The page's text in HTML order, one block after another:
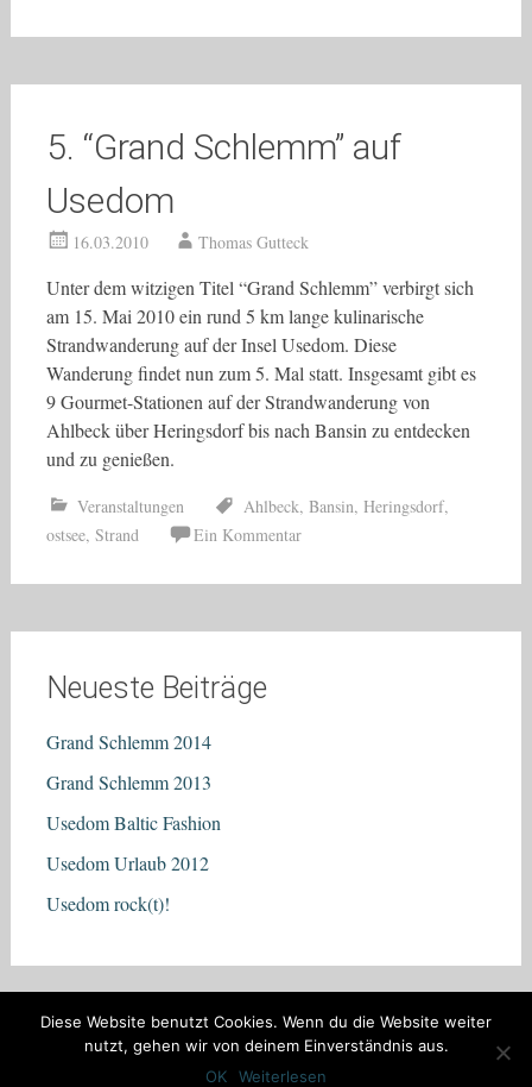
5. “Grand Schlemm” auf
Usedom
16.03.2010 Thomas Gutteck
Unter dem witzigen Titel “Grand Schlemm” verbirgt sich
am 15. Mai 2010 ein rund 5 km lange kulinarische
Strandwanderung auf der Insel Usedom. Diese
Wanderung findet nun zum 5. Mal statt. Insgesamt gibt es
9 Gourmet-Stationen auf der Strandwanderung von
Ahlbeck über Heringsdorf bis nach Bansin zu entdecken
und zu genießen.
Veranstaltungen Ahlbeck, Bansin, Heringsdorf,
ostsee, Strand Ein Kommentar
Neueste Beiträge
Grand Schlemm 2014
Grand Schlemm 2013
Usedom Baltic Fashion
Usedom Urlaub 2012
Usedom rock(t)!
Copyright © 2026Ostsee Ferienwohnung Usedom. Alle Rechte vorbehalten.
von ThemeGrill. Präsentiert von
Diese Website benutzt Cookies. Wenn du die Website weiter
nutzt, gehen wir von deinem Einverständnis aus.
OK
Weiterlesen